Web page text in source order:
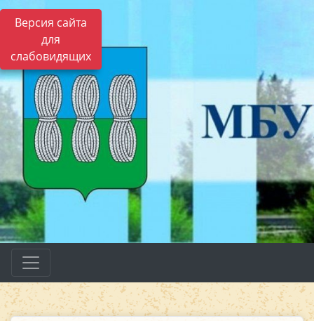
Версия сайта
для
слабовидящих